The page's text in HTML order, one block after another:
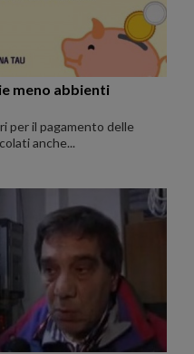
meno abbienti
per il pagamento delle
anche...